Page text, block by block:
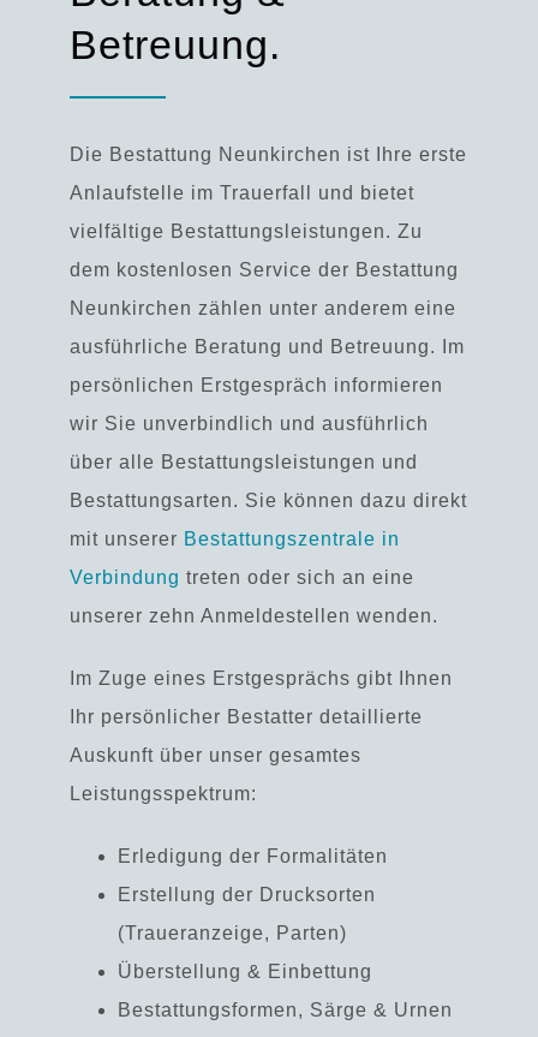
Betreuung.
Die Bestattung Neunkirchen ist Ihre erste
Anlaufstelle im Trauerfall und bietet
vielfältige Bestattungsleistungen. Zu
dem kostenlosen Service der Bestattung
Neunkirchen zählen unter anderem eine
ausführliche Beratung und Betreuung.
Im
persönlichen Erstgespräch informieren
wir Sie unverbindlich und ausführlich
über alle Bestattungsleistungen und
Bestattungsarten. Sie können dazu direkt
mit unserer Bestattungszentrale in
Verbindung treten oder sich an eine
unserer zehn Anmeldestellen wenden.
Im Zuge eines Erstgesprächs gibt Ihnen
Ihr persönlicher Bestatter detaillierte
Auskunft über unser gesamtes
Leistungsspektrum:
Erledigung der Formalitäten
Erstellung der Drucksorten
(Traueranzeige, Parten)
Überstellung & Einbettung
Bestattungsformen, Särge & Urnen